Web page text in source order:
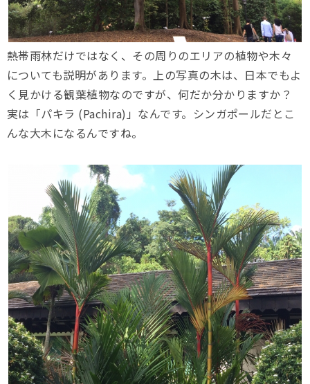
熱帯雨林だけではなく、その周りのエリアの植物や木々
についても説明があります。上の写真の木は、日本でもよ
く見かける観葉植物なのですが、何だか分かりますか？
実は「パキラ (Pachira)」なんです。シンガポールだとこ
んな大木になるんですね。